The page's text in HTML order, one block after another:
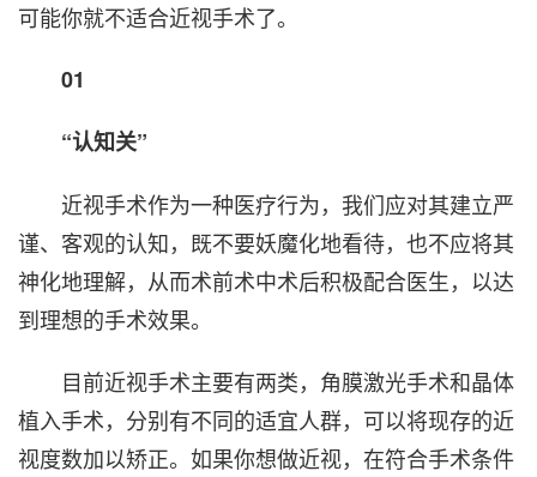
可能你就不适合近视手术了。
01
“认知关”
近视手术作为一种医疗行为，我们应对其建立严
谨、客观的认知，既不要妖魔化地看待，也不应将其
神化地理解，从而术前术中术后积极配合医生，以达
到理想的手术效果。
目前近视手术主要有两类，角膜激光手术和晶体
植入手术，分别有不同的适宜人群，可以将现存的近
视度数加以矫正。如果你想做近视，在符合手术条件